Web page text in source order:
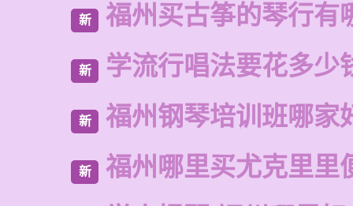
新 福州买古筝的琴行有
新 学流行唱法要花多少
新 福州钢琴培训班哪家
新 福州哪里买尤克里里